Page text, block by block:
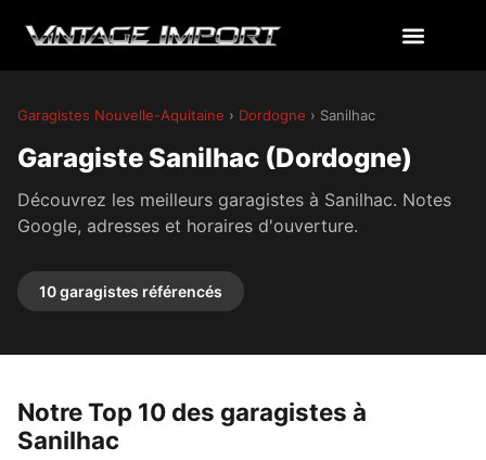
Garagistes Nouvelle-Aquitaine › Dordogne › Sanilhac
Garagiste Sanilhac (Dordogne)
Découvrez les meilleurs garagistes à Sanilhac. Notes
Google, adresses et horaires d'ouverture.
10 garagistes référencés
Notre Top 10 des garagistes à
Sanilhac